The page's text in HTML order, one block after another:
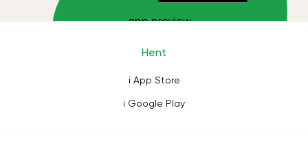
Hent
i App Store
i Google Play